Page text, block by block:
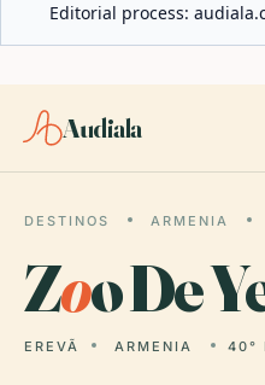
Editorial process:
Audiala
DESTINOS ARMENIA
Zoo De
EREVÃ ARMENIA 40°